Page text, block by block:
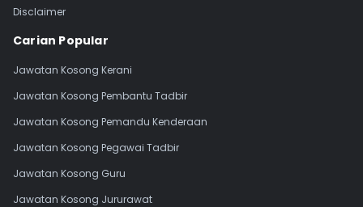
Disclaimer
Carian Popular
Jawatan Kosong Kerani
Jawatan Kosong Pembantu Tadbir
Jawatan Kosong Pemandu Kenderaan
Jawatan Kosong Pegawai Tadbir
Jawatan Kosong Guru
Jawatan Kosong Jururawat